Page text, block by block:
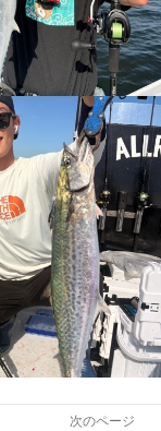
次のページ